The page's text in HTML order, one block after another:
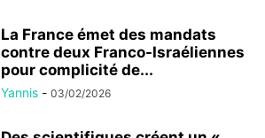
La France émet des mandats
contre deux Franco-Israéliennes
pour complicité de...
Yannis - 03/02/2026